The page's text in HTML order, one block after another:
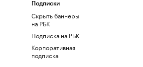
Подписки
Скрыть баннеры
на РБК
Подписка на РБК
Корпоративная
подписка